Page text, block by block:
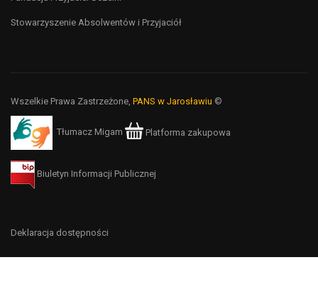
Stowarzyszenie Absolwentów i Przyjaciół
Wszelkie Prawa Zastrzeżone, PANS w Jarosławiu ©
Tłumacz Migam Platforma zakupowa
Biuletyn Informacji Publicznej
Deklaracja dostępności